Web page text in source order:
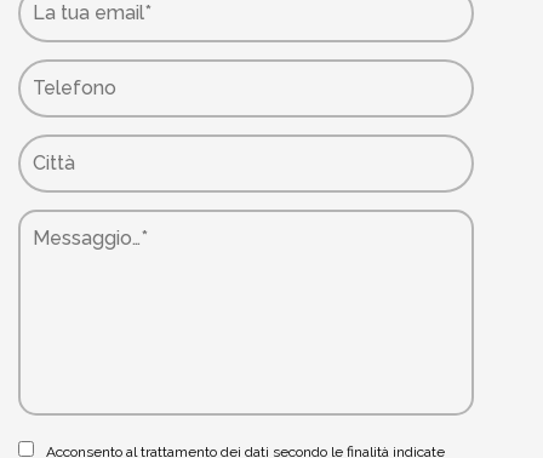
Acconsento al trattamento dei dati secondo le finalità indicate